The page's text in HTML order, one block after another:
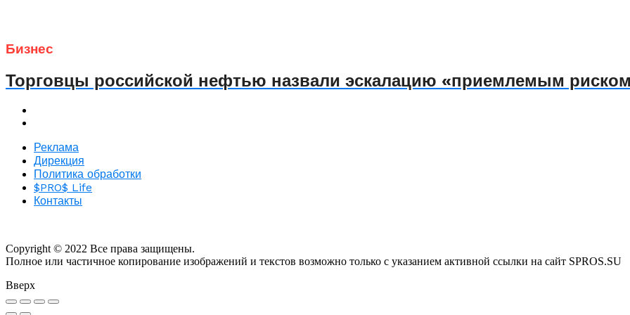
Бизнес
Торговцы российской нефтью назвали эскалацию «приемлемым
Реклама
Дирекция
Политика обработки
$PRO$ Life
Контакты
Copyright © 2022 Все права защищены.
Полное или частичное копирование изображений и текстов возможно только с указанием активной ссылки на сайт SPROS.SU
Вверх